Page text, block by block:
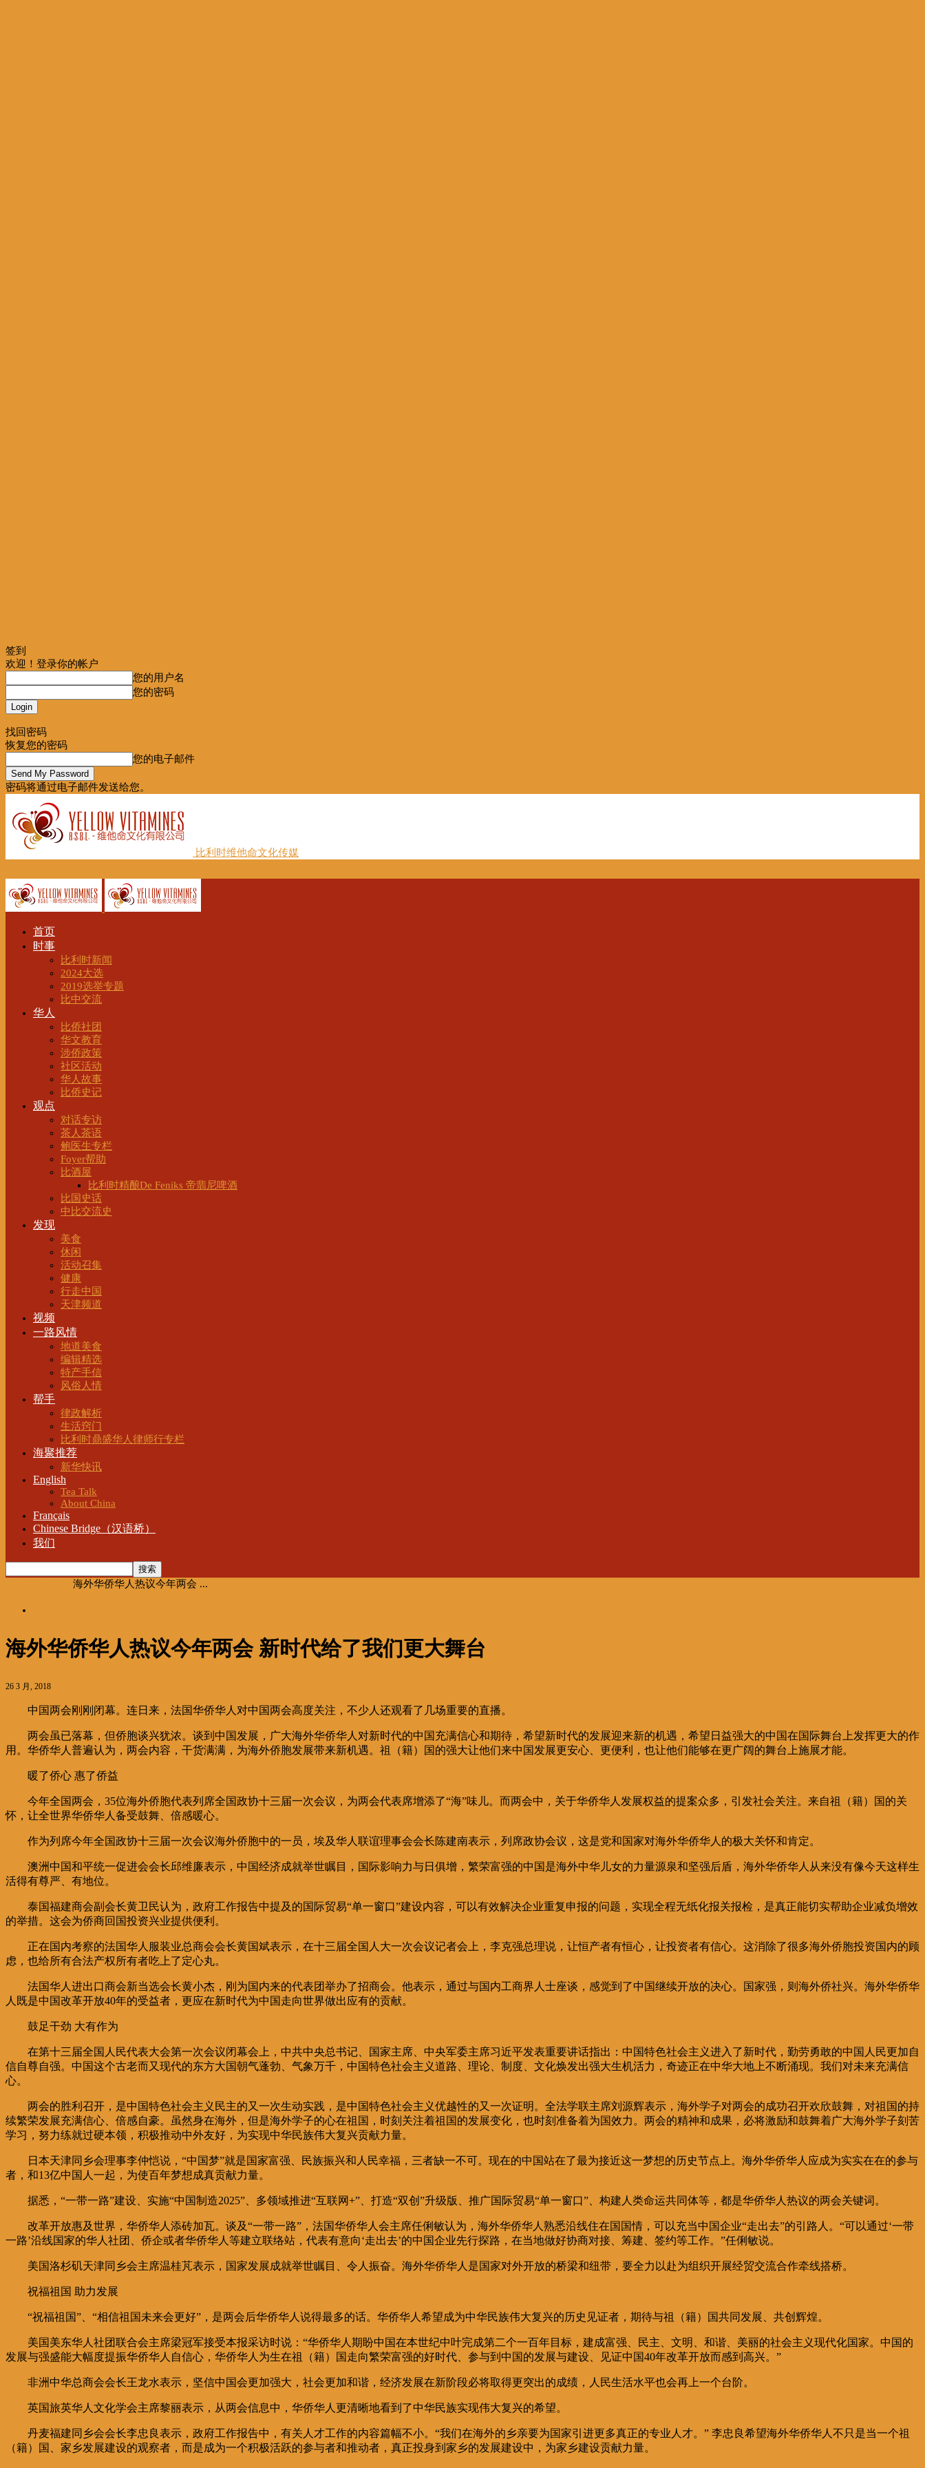
签到
欢迎！登录你的帐户
您的用户名
您的密码
找回密码
恢复您的密码
您的电子邮件
密码将通过电子邮件发送给您。
比利时维他命文化传媒
首页
时事
比利时新闻
2024大选
2019选举专题
比中交流
华人
比侨社团
华文教育
涉侨政策
社区活动
华人故事
比侨史记
观点
对话专访
茶人茶语
鲍医生专栏
Foyer帮助
比酒屋
比利时精酿De Feniks 帝翡尼啤酒
比国史话
中比交流史
发现
美食
休闲
活动召集
健康
行走中国
天津频道
视频
一路风情
地道美食
编辑精选
特产手信
风俗人情
帮手
律政解析
生活窍门
比利时鼎盛华人律师行专栏
海聚推荐
新华快讯
English
Tea Talk
About China
Français
Chinese Bridge（汉语桥）
我们
海外华侨华人热议今年两会 ...
海外华侨华人热议今年两会 新时代给了我们更大舞台
26 3 月, 2018
中国两会刚刚闭幕。连日来，法国华侨华人对中国两会高度关注，不少人还观看了几场重要的直播。
两会虽已落幕，但侨胞谈兴犹浓。谈到中国发展，广大海外华侨华人对新时代的中国充满信心和期待，希望新时代的发展迎来新的机遇，希望日益强大的中国在国际舞台上发挥更大的作
用。华侨华人普遍认为，两会内容，干货满满，为海外侨胞发展带来新机遇。祖（籍）国的强大让他们来中国发展更安心、更便利，也让他们能够在更广阔的舞台上施展才能。
暖了侨心 惠了侨益
今年全国两会，35位海外侨胞代表列席全国政协十三届一次会议，为两会代表席增添了“海”味儿。而两会中，关于华侨华人发展权益的提案众多，引发社会关注。来自祖（籍）国的关
怀，让全世界华侨华人备受鼓舞、倍感暖心。
作为列席今年全国政协十三届一次会议海外侨胞中的一员，埃及华人联谊理事会会长陈建南表示，列席政协会议，这是党和国家对海外华侨华人的极大关怀和肯定。
澳洲中国和平统一促进会会长邱维廉表示，中国经济成就举世瞩目，国际影响力与日俱增，繁荣富强的中国是海外中华儿女的力量源泉和坚强后盾，海外华侨华人从来没有像今天这样生
活得有尊严、有地位。
泰国福建商会副会长黄卫民认为，政府工作报告中提及的国际贸易“单一窗口”建设内容，可以有效解决企业重复申报的问题，实现全程无纸化报关报检，是真正能切实帮助企业减负增效
的举措。这会为侨商回国投资兴业提供便利。
正在国内考察的法国华人服装业总商会会长黄国斌表示，在十三届全国人大一次会议记者会上，李克强总理说，让恒产者有恒心，让投资者有信心。这消除了很多海外侨胞投资国内的顾
虑，也给所有合法产权所有者吃上了定心丸。
法国华人进出口商会新当选会长黄小杰，刚为国内来的代表团举办了招商会。他表示，通过与国内工商界人士座谈，感觉到了中国继续开放的决心。国家强，则海外侨社兴。海外华侨华
人既是中国改革开放40年的受益者，更应在新时代为中国走向世界做出应有的贡献。
鼓足干劲 大有作为
在第十三届全国人民代表大会第一次会议闭幕会上，中共中央总书记、国家主席、中央军委主席习近平发表重要讲话指出：中国特色社会主义进入了新时代，勤劳勇敢的中国人民更加自
信自尊自强。中国这个古老而又现代的东方大国朝气蓬勃、气象万千，中国特色社会主义道路、理论、制度、文化焕发出强大生机活力，奇迹正在中华大地上不断涌现。我们对未来充满信
心。
两会的胜利召开，是中国特色社会主义民主的又一次生动实践，是中国特色社会主义优越性的又一次证明。全法学联主席刘源辉表示，海外学子对两会的成功召开欢欣鼓舞，对祖国的持
续繁荣发展充满信心、倍感自豪。虽然身在海外，但是海外学子的心在祖国，时刻关注着祖国的发展变化，也时刻准备着为国效力。两会的精神和成果，必将激励和鼓舞着广大海外学子刻苦
学习，努力练就过硬本领，积极推动中外友好，为实现中华民族伟大复兴贡献力量。
日本天津同乡会理事李仲恺说，“中国梦”就是国家富强、民族振兴和人民幸福，三者缺一不可。现在的中国站在了最为接近这一梦想的历史节点上。海外华侨华人应成为实实在在的参与
者，和13亿中国人一起，为使百年梦想成真贡献力量。
据悉，“一带一路”建设、实施“中国制造2025”、多领域推进“互联网+”、打造“双创”升级版、推广国际贸易“单一窗口”、构建人类命运共同体等，都是华侨华人热议的两会关键词。
改革开放惠及世界，华侨华人添砖加瓦。谈及“一带一路”，法国华侨华人会主席任俐敏认为，海外华侨华人熟悉沿线住在国国情，可以充当中国企业“走出去”的引路人。“可以通过‘一带
一路’沿线国家的华人社团、侨企或者华侨华人等建立联络站，代表有意向‘走出去’的中国企业先行探路，在当地做好协商对接、筹建、签约等工作。”任俐敏说。
美国洛杉矶天津同乡会主席温桂芃表示，国家发展成就举世瞩目、令人振奋。海外华侨华人是国家对外开放的桥梁和纽带，要全力以赴为组织开展经贸交流合作牵线搭桥。
祝福祖国 助力发展
“祝福祖国”、“相信祖国未来会更好”，是两会后华侨华人说得最多的话。华侨华人希望成为中华民族伟大复兴的历史见证者，期待与祖（籍）国共同发展、共创辉煌。
美国美东华人社团联合会主席梁冠军接受本报采访时说：“华侨华人期盼中国在本世纪中叶完成第二个一百年目标，建成富强、民主、文明、和谐、美丽的社会主义现代化国家。中国的
发展与强盛能大幅度提振华侨华人自信心，华侨华人为生在祖（籍）国走向繁荣富强的好时代、参与到中国的发展与建设、见证中国40年改革开放而感到高兴。”
非洲中华总商会会长王龙水表示，坚信中国会更加强大，社会更加和谐，经济发展在新阶段必将取得更突出的成绩，人民生活水平也会再上一个台阶。
英国旅英华人文化学会主席黎丽表示，从两会信息中，华侨华人更清晰地看到了中华民族实现伟大复兴的希望。
丹麦福建同乡会会长李忠良表示，政府工作报告中，有关人才工作的内容篇幅不小。“我们在海外的乡亲要为国家引进更多真正的专业人才。” 李忠良希望海外华侨华人不只是当一个祖
（籍）国、家乡发展建设的观察者，而是成为一个积极活跃的参与者和推动者，真正投身到家乡的发展建设中，为家乡建设贡献力量。